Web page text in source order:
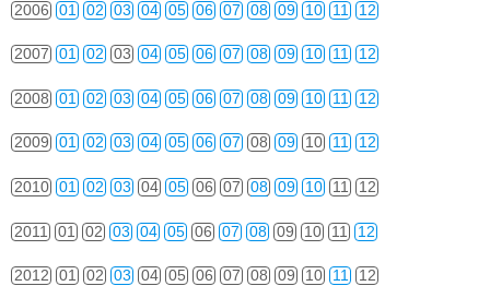
2006 01 02 03 04 05 06 07 08 09 10 11 12
2007 01 02 03 04 05 06 07 08 09 10 11 12
2008 01 02 03 04 05 06 07 08 09 10 11 12
2009 01 02 03 04 05 06 07 08 09 10 11 12
2010 01 02 03 04 05 06 07 08 09 10 11 12
2011 01 02 03 04 05 06 07 08 09 10 11 12
2012 01 02 03 04 05 06 07 08 09 10 11 12